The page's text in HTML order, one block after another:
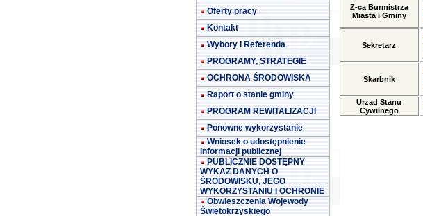
Oferty pracy
Kontakt
Wybory i Referenda
PROGRAMY, STRATEGIE
OCHRONA ŚRODOWISKA
Raport o stanie gminy
PROGRAM REWITALIZACJI
Ponowne wykorzystanie
Wniosek o udostępnienie
informacji publicznej
PUBLICZNIE DOSTĘPNY
WYKAZ DANYCH O
ŚRODOWISKU, JEGO
WYKORZYSTANIU I OCHRONIE
Obwieszczenia Wojewody
Świętokrzyskiego
Z-ca Burmistrza
Miasta i Gminy
Sekretarz
Skarbnik
Urząd Stanu
Cywilnego